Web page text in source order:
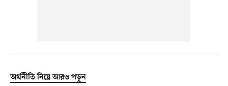
অর্থনীতি নিয়ে আরও পড়ুন